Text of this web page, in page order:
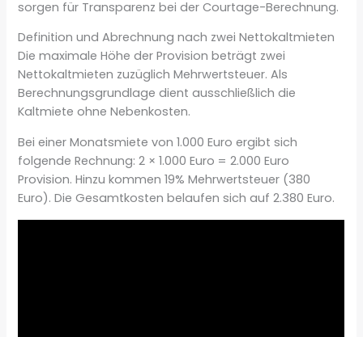
sorgen für Transparenz bei der Courtage-Berechnung.
Definition und Abrechnung nach zwei Nettokaltmieten
Die maximale Höhe der Provision beträgt zwei
Nettokaltmieten zuzüglich Mehrwertsteuer. Als
Berechnungsgrundlage dient ausschließlich die
Kaltmiete ohne Nebenkosten.
Bei einer Monatsmiete von 1.000 Euro ergibt sich
folgende Rechnung: 2 × 1.000 Euro = 2.000 Euro
Provision. Hinzu kommen 19% Mehrwertsteuer (380
Euro). Die Gesamtkosten belaufen sich auf 2.380 Euro.